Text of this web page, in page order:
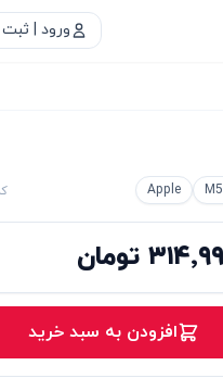
ورود | ثبت
Apple
تومان
افزودن به سبد خرید